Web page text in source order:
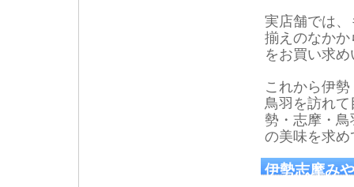
実店舗では
揃えのなか
をお買い求
これから伊
鳥羽を訪れ
勢・志摩・
の美味を求
伊勢志摩み